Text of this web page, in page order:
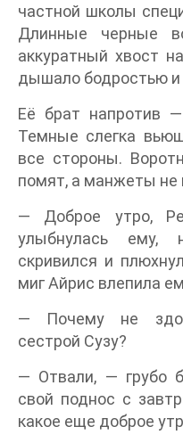
частной школы
Длинные черные
аккуратный хвост
дышало бодростью и
Её брат напротив
Темные слегка
все стороны.
помят, а манжеты не
— Доброе утро,
улыбнулась
скривился и
миг Айрис влепила
— Почему не
сестрой Сузу?
— Отвали, — грубо
свой поднос с
какое еще доброе